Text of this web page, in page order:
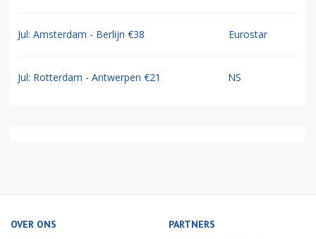
Jul: Amsterdam - Berlijn €38 Eurostar
Jul: Rotterdam - Antwerpen €21 NS
OVER ONS PARTNERS